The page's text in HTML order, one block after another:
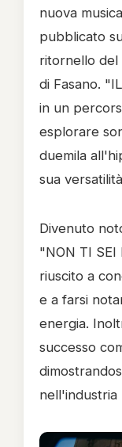
nuova
pubblicato
ritornello del
di Fasano.
in un
esplorare
duemila
sua
Divenuto
"NON TI SEI
riuscito a
e a farsi
energia.
successo
nell'industria